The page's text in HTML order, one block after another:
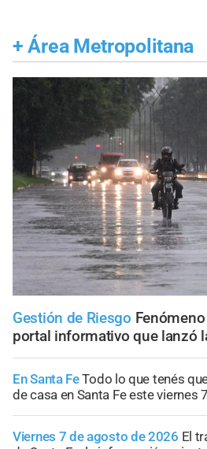
+ Área Metropolitana
Gestión de Riesgo
portal informativo que lanzó
En Santa FeTodo lo que tenés
de casa en Santa Fe este viernes
Viernes 7 de agosto de 2026 El